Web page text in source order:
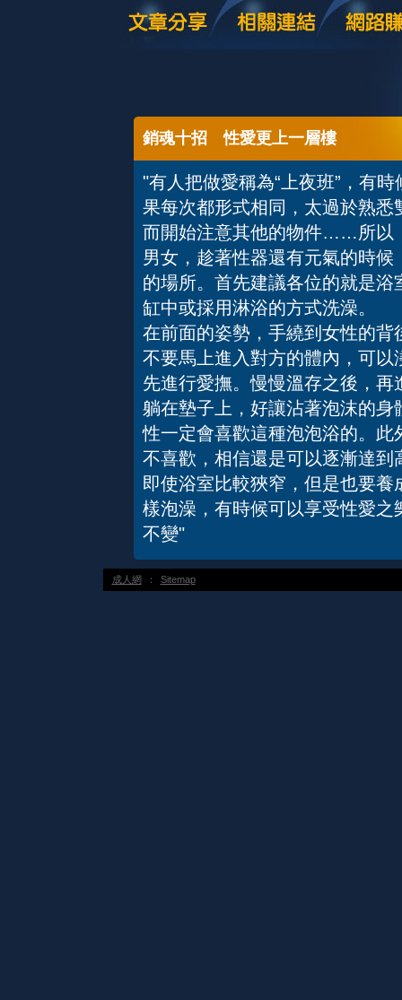
銷魂十招 性愛更上一層樓
"有人把做愛稱為“上夜班”，有
果每次都形式相同，太過於熟
而開始注意其他的物件……所以
男女，趁著性器還有元氣的時
的場所。首先建議各位的就是
缸中或採用淋浴的方式洗澡。
在前面的姿勢，手繞到女性的
不要馬上進入對方的體內，可
先進行愛撫。慢慢溫存之後，
躺在墊子上，好讓沾著泡沫的
性一定會喜歡這種泡泡浴的。
不喜歡，相信還是可以逐漸達
即使浴室比較狹窄，但是也要
樣泡澡，有時候可以享受性愛
不變"
成人網 ： Sitemap